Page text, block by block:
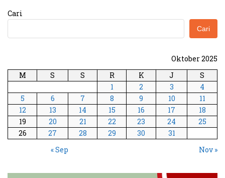
Cari
Cari
Oktober 2025
M
S S R K J
S
1
2 3
4
5
6 7 8 9 10
11
12
13 14 15 16 17
18
19
20 21 22 23 24
25
26
27 28 29 30
31
« Sep
Nov »